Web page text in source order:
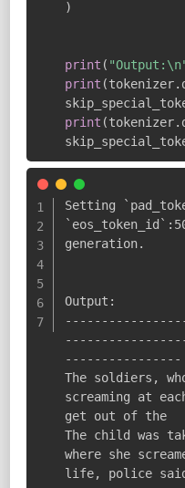
)
print (
print (tokenizer.
print (tokenizer.
Setting
generation.
Output:
----------------
The soldiers,
screaming at
get out of the
The child was
where she
life, police